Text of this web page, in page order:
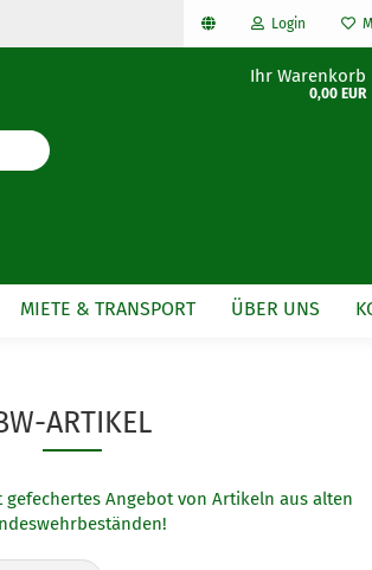
Login
E-Mail
Suche...
Ihr Warenkorb
0,00 EUR
MIETE & TRANSPORT ÜBER UNS
ARTIKEL
Angebot von Artikeln aus alten